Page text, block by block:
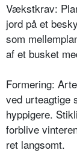
Vækstkrav:
jord på et
som
af et busket
Formering:
ved urteagtige
hyppigere.
forblive
ret langsomt.